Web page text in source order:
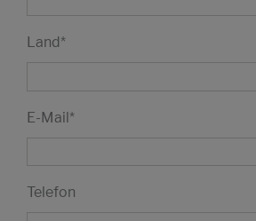
Land*
E-Mail*
Telefon